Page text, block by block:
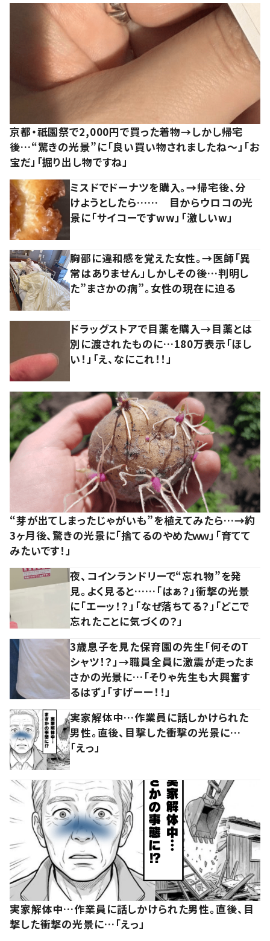
京都・祇園祭で2,000円で買った着物→しかし帰宅
後…“驚きの光景”に「良い買い物されましたね～」「お
宝だ」「掘り出し物ですね」
ミスドでドーナツを購入。→帰宅後、分
けようとしたら…… 目からウロコの光
景に「サイコーですww」「激しいw」
胸部に違和感を覚えた女性。→医師「異
常はありません」しかしその後…判明し
た”まさかの病”。女性の現在に迫る
ドラッグストアで目薬を購入→目薬とは
別に渡されたものに…180万表示「ほし
い！」「え、なにこれ！！」
“芽が出てしまったじゃがいも”を植えてみたら…→約
3ヶ月後、驚きの光景に「捨てるのやめたｗｗ」「育てて
みたいです！」
夜、コインランドリーで“忘れ物”を発
見。よく見ると……「はぁ？」衝撃の光景
に「エーッ！？」「なぜ落ちてる？」「どこで
忘れたことに気づくの？」
3歳息子を見た保育園の先生「何そのT
シャツ！？」→職員全員に激震が走ったま
さかの光景に…「そりゃ先生も大興奮す
るはず」「すげーー！！」
実家解体中…作業員に話しかけられた
男性。直後、目撃した衝撃の光景に…
「えっ」
実家解体中…作業員に話しかけられた男性。直後、目
撃した衝撃の光景に…「えっ」